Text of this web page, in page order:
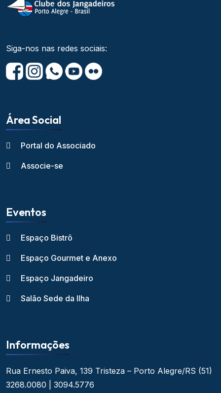
Siga-nos nas redes sociais:
Área Social
Portal do Associado
Associe-se
Eventos
Espaço Bistrô
Espaço Gourmet e Anexo
Espaço Jangadeiro
Salão Sede da Ilha
Informações
Rua Ernesto Paiva, 139 Tristeza – Porto Alegre/RS (51)
3268.0080 | 3094.5776